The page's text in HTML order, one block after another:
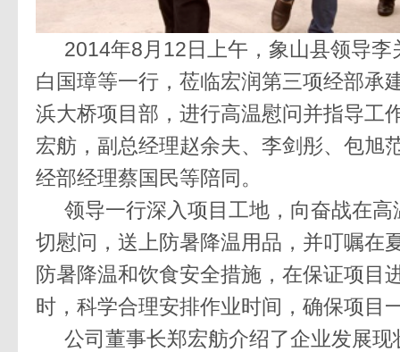
2014年8月 12 日上午，象山县领导
白国璋等一行，莅临宏润第三项经部承
浜大桥项目部，进行高温慰问并指导工
宏舫，副总经理赵余夫、李剑彤、包旭
经部经理蔡国民等陪同。
领导一行深入项目工地，向奋战在
切慰问，送上防暑降温用品，并叮嘱在
防暑降温和饮食安全措施，在保证项目
时，科学合理安排作业时间，确保项目
公司董事长郑宏舫介绍了企业发展